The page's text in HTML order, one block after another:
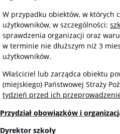
W przypadku obiektów, w których
użytkowników, w szczególności:
sprawdzenia organizacji oraz
w terminie nie dłuższym niż 3
użytkowników.
Właściciel lub zarządca obiektu
(miejskiego) Państwowej Straży
tydzień przed ich
Przydział obowiązków i
Dyrektor szkoły